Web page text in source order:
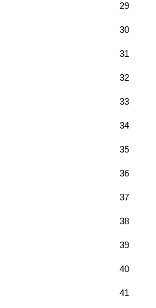
29
30
31
32
33
34
35
36
37
38
39
40
41